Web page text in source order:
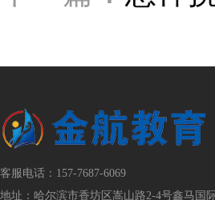
客服电话：157-7687-6069
地址：哈尔滨市香坊区嵩山路2-4号鑫马国